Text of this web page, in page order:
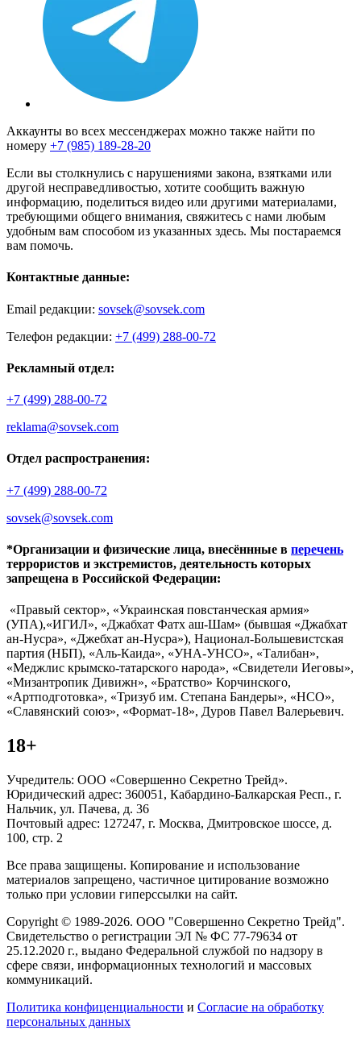
Аккаунты во всех мессенджерах можно также найти по
номеру +7 (985) 189-28-20
Если вы столкнулись с нарушениями закона, взятками или
другой несправедливостью, хотите сообщить важную
информацию, поделиться видео или другими материалами,
требующими общего внимания, свяжитесь с нами любым
удобным вам способом из указанных здесь. Мы постараемся
вам помочь.
Контактные данные:
Email редакции: sovsek@sovsek.com
Телефон редакции: +7 (499) 288-00-72
Рекламный отдел:
+7 (499) 288-00-72
reklama@sovsek.com
Отдел распространения:
+7 (499) 288-00-72
sovsek@sovsek.com
*Организации и физические лица, внесённные в перечень
террористов и экстремистов, деятельность которых
запрещена в Российской Федерации:
«Правый сектор», «Украинская повстанческая армия»
(УПА),«ИГИЛ», «Джабхат Фатх аш-Шам» (бывшая «Джабхат
ан-Нусра», «Джебхат ан-Нусра»), Национал-Большевистская
партия (НБП), «Аль-Каида», «УНА-УНСО», «Талибан»,
«Меджлис крымско-татарского народа», «Свидетели Иеговы»,
«Мизантропик Дивижн», «Братство» Корчинского,
«Артподготовка», «Тризуб им. Степана Бандеры», «НСО»,
«Славянский союз», «Формат-18», Дуров Павел Валерьевич.
18+
Учредитель: ООО «Совершенно Секретно Трейд».
Юридический адрес: 360051, Кабардино-Балкарская Респ., г.
Нальчик, ул. Пачева, д. 36
Почтовый адрес: 127247, г. Москва, Дмитровское шоссе, д.
100, стр. 2
Все права защищены. Копирование и использование
материалов запрещено, частичное цитирование возможно
только при условии гиперссылки на сайт.
Copyright © 1989-2026. ООО "Совершенно Секретно Трейд".
Свидетельство о регистрации ЭЛ № ФС 77-79634 от
25.12.2020 г., выдано Федеральной службой по надзору в
сфере связи, информационных технологий и массовых
коммуникаций.
Политика конфиценциальности и Согласие на обработку
персональных данных